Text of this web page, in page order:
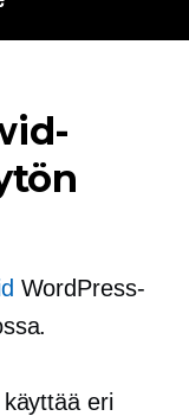
WordPress-
eri